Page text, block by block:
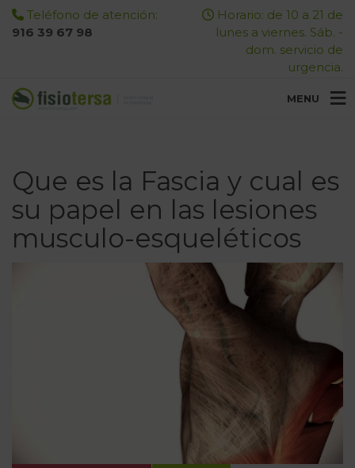
Teléfono de atención:
916 39 67 98
Horario: de 10 a 21 de
lunes a viernes. Sáb. -
dom. servicio de
urgencia.
MENU
Que es la Fascia y cual es
su papel en las lesiones
musculo-esqueléticos